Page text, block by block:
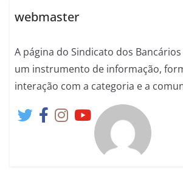
webmaster
A página do Sindicato dos Bancários
um instrumento de informação,
interação com a categoria e a